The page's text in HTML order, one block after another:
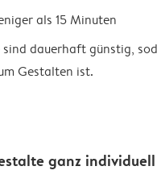
als 15 Minuten
sind dauerhaft günstig,
Gestalten ist.
ganz individuell